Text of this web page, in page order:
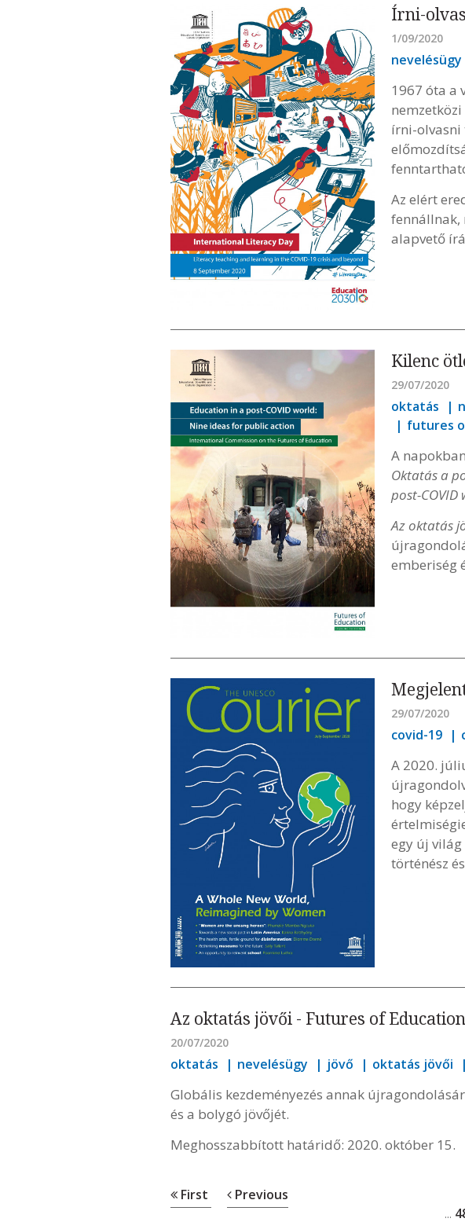
Írni-
1/09/2020
nevelésügy
1967 óta a
írni-olvasni
Az elért
fennállnak,
alapvető
Kilenc
29/07/2020
oktatás
futures
A
Oktatás a
post-
Az oktatás
emberiség
29/07/2020
covid-19
A 2020.
hogy
egy új
történész
Az oktatás jövői - Futures of Education
20/07/2020
oktatás nevelésügy jövő oktatás jövői
Globális kezdeményezés annak
és a bolygó jövőjét.
Meghosszabbított határidő: 2020. október 15.
First Previous
...